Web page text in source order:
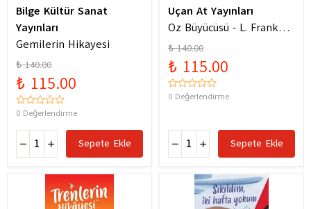
Bilge Kültür Sanat
Yayınları
Gemilerin Hikayesi
₺ 140.00
₺ 115.00
0 Değerlendirme
Sepete Ekle
Uçan At Yayınları
Oz Büyücüsü - L. Frank
Baum
₺ 140.00
₺ 115.00
0 Değerlendirme
Sepete Ekle